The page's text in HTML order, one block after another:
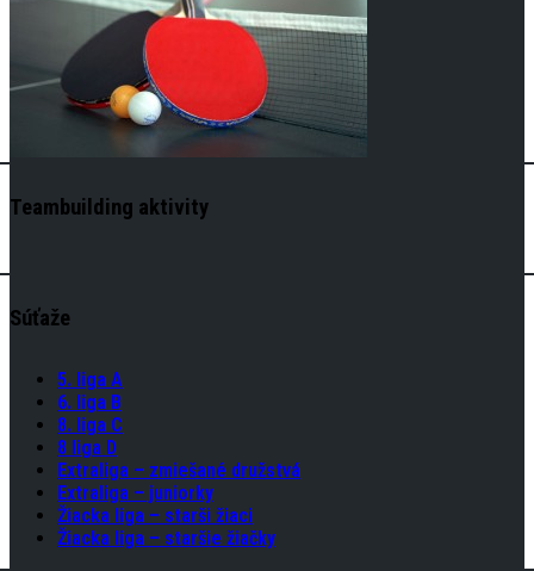
Teambuilding aktivity
Súťaže
5. liga A
6. liga B
8. liga C
8 liga D
Extraliga – zmiešané družstvá
Extraliga – juniorky
Žiacka liga – starši žiaci
Žiacka liga – staršie žiačky